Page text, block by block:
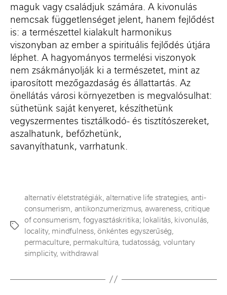
maguk vagy családjuk számára. A kivonulás
nemcsak függetlenséget jelent, hanem fejlődést
is: a természettel kialakult harmonikus
viszonyban az ember a spirituális fejlődés útjára
léphet. A hagyományos termelési viszonyok
nem zsákmányolják ki a természetet, mint az
iparosított mezőgazdaság és állattartás. Az
önellátás városi környezetben is megvalósulhat:
süthetünk saját kenyeret, készíthetünk
vegyszermentes tisztálkodó- és tisztítószereket,
aszalhatunk, befőzhetünk,
savanyíthatunk, varrhatunk.
Címkék
alternatív életstratégiák ,alternative life strategies, anti-
consumerism antikonzumerizmus, awareness,critique
of consumerism fogyasztáskritika; lokalitás, kivonulás
locality, mindfulness,önkéntes egyszerűség
permaculture, permakultúra tudatosság voluntary
simplicity, withdrawal